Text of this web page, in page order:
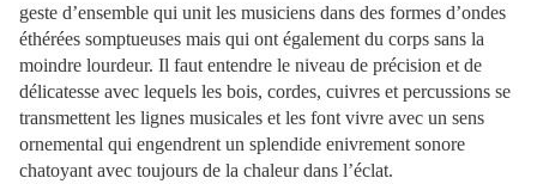
geste d’ensemble qui unit les musiciens dans des formes d’ondes
éthérées somptueuses mais qui ont également du corps sans la
moindre lourdeur. Il faut entendre le niveau de précision et de
délicatesse avec lequels les bois, cordes, cuivres et percussions se
transmettent les lignes musicales et les font vivre avec un sens
ornemental qui engendrent un splendide enivrement sonore
chatoyant avec toujours de la chaleur dans l’éclat.